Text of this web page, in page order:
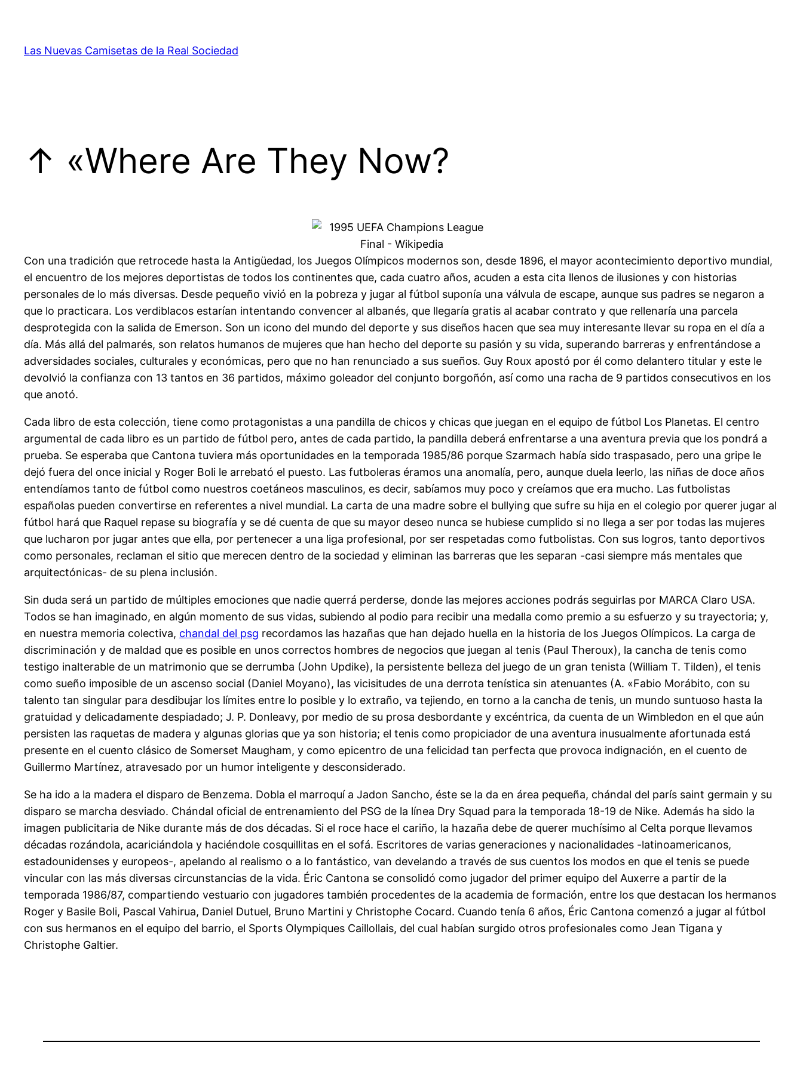
contenido
Las Nuevas Camisetas de la Real Sociedad
↑ «Where Are They Now?
Con una tradición que retrocede hasta la Antigüedad, los Juegos Olímpicos modernos son, desde 1896, el mayor acontecimiento deportivo mundial,
el encuentro de los mejores deportistas de todos los continentes que, cada cuatro años, acuden a esta cita llenos de ilusiones y con historias
personales de lo más diversas. Desde pequeño vivió en la pobreza y jugar al fútbol suponía una válvula de escape, aunque sus padres se negaron a
que lo practicara. Los verdiblacos estarían intentando convencer al albanés, que llegaría gratis al acabar contrato y que rellenaría una parcela
desprotegida con la salida de Emerson. Son un icono del mundo del deporte y sus diseños hacen que sea muy interesante llevar su ropa en el día a
día. Más allá del palmarés, son relatos humanos de mujeres que han hecho del deporte su pasión y su vida, superando barreras y enfrentándose a
adversidades sociales, culturales y económicas, pero que no han renunciado a sus sueños. Guy Roux apostó por él como delantero titular y este le
devolvió la confianza con 13 tantos en 36 partidos, máximo goleador del conjunto borgoñón, así como una racha de 9 partidos consecutivos en los
que anotó.
Cada libro de esta colección, tiene como protagonistas a una pandilla de chicos y chicas que juegan en el equipo de fútbol Los Planetas. El centro
argumental de cada libro es un partido de fútbol pero, antes de cada partido, la pandilla deberá enfrentarse a una aventura previa que los pondrá a
prueba. Se esperaba que Cantona tuviera más oportunidades en la temporada 1985/86 porque Szarmach había sido traspasado, pero una gripe le
dejó fuera del once inicial y Roger Boli le arrebató el puesto. Las futboleras éramos una anomalía, pero, aunque duela leerlo, las niñas de doce años
entendíamos tanto de fútbol como nuestros coetáneos masculinos, es decir, sabíamos muy poco y creíamos que era mucho. Las futbolistas
españolas pueden convertirse en referentes a nivel mundial. La carta de una madre sobre el bullying que sufre su hija en el colegio por querer jugar al
fútbol hará que Raquel repase su biografía y se dé cuenta de que su mayor deseo nunca se hubiese cumplido si no llega a ser por todas las mujeres
que lucharon por jugar antes que ella, por pertenecer a una liga profesional, por ser respetadas como futbolistas. Con sus logros, tanto deportivos
como personales, reclaman el sitio que merecen dentro de la sociedad y eliminan las barreras que les separan -casi siempre más mentales que
arquitectónicas- de su plena inclusión.
Sin duda será un partido de múltiples emociones que nadie querrá perderse, donde las mejores acciones podrás seguirlas por MARCA Claro USA.
Todos se han imaginado, en algún momento de sus vidas, subiendo al podio para recibir una medalla como premio a su esfuerzo y su trayectoria; y,
en nuestra memoria colectiva, chandal del psg recordamos las hazañas que han dejado huella en la historia de los Juegos Olímpicos. La carga de
discriminación y de maldad que es posible en unos correctos hombres de negocios que juegan al tenis (Paul Theroux), la cancha de tenis como
testigo inalterable de un matrimonio que se derrumba (John Updike), la persistente belleza del juego de un gran tenista (William T. Tilden), el tenis
como sueño imposible de un ascenso social (Daniel Moyano), las vicisitudes de una derrota tenística sin atenuantes (A. «Fabio Morábito, con su
talento tan singular para desdibujar los límites entre lo posible y lo extraño, va tejiendo, en torno a la cancha de tenis, un mundo suntuoso hasta la
gratuidad y delicadamente despiadado; J. P. Donleavy, por medio de su prosa desbordante y excéntrica, da cuenta de un Wimbledon en el que aún
persisten las raquetas de madera y algunas glorias que ya son historia; el tenis como propiciador de una aventura inusualmente afortunada está
presente en el cuento clásico de Somerset Maugham, y como epicentro de una felicidad tan perfecta que provoca indignación, en el cuento de
Guillermo Martínez, atravesado por un humor inteligente y desconsiderado.
Se ha ido a la madera el disparo de Benzema. Dobla el marroquí a Jadon Sancho, éste se la da en área pequeña, chándal del parís saint germain y su
disparo se marcha desviado. Chándal oficial de entrenamiento del PSG de la línea Dry Squad para la temporada 18-19 de Nike. Además ha sido la
imagen publicitaria de Nike durante más de dos décadas. Si el roce hace el cariño, la hazaña debe de querer muchísimo al Celta porque llevamos
décadas rozándola, acariciándola y haciéndole cosquillitas en el sofá. Escritores de varias generaciones y nacionalidades -latinoamericanos,
estadounidenses y europeos-, apelando al realismo o a lo fantástico, van develando a través de sus cuentos los modos en que el tenis se puede
vincular con las más diversas circunstancias de la vida. Éric Cantona se consolidó como jugador del primer equipo del Auxerre a partir de la
temporada 1986/87, compartiendo vestuario con jugadores también procedentes de la academia de formación, entre los que destacan los hermanos
Roger y Basile Boli, Pascal Vahirua, Daniel Dutuel, Bruno Martini y Christophe Cocard. Cuando tenía 6 años, Éric Cantona comenzó a jugar al fútbol
con sus hermanos en el equipo del barrio, el Sports Olympiques Caillollais, del cual habían surgido otros profesionales como Jean Tigana y
Christophe Galtier.